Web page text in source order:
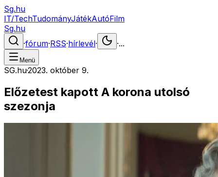
Sg.hu
IT/TechTudományJátékAutóFilm
Sg.hu
·fórum·RSS·hírlevél· ·...
Menü
SG.hu·2023. október 9.
Előzetest kapott A korona utolsó
szezonja